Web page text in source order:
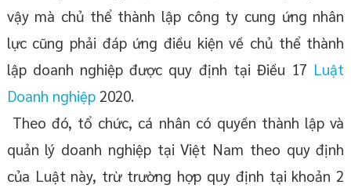
vậy mà chủ thể thành lập công ty cung ứng nhân
lực cũng phải đáp ứng điều kiện về chủ thể thành
lập doanh nghiệp được quy định tại Điều 17 Luật
Doanh nghiệp2020.
Theo đó, tổ chức, cá nhân có quyền thành lập và
quản lý doanh nghiệp tại Việt Nam theo quy định
của Luật này, trừ trường hợp quy định tại khoản 2